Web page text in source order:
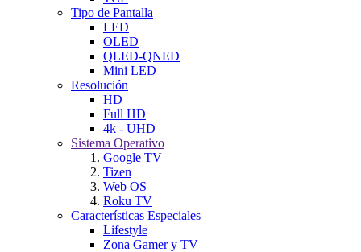
Tipo de Pantalla
LED
OLED
QLED-QNED
Mini LED
Resolución
HD
Full HD
4k - UHD
Sistema Operativo
Google TV
Tizen
Web OS
Roku TV
Características Especiales
Lifestyle
Zona Gamer y TV